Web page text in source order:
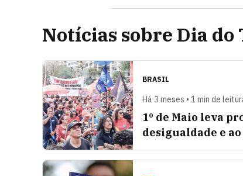
Notícias sobre Dia
BRASIL
Há 3 meses • 1 min de
1º de Maio leva
desigualdade e